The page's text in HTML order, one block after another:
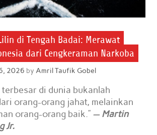
di Tengah Badai: Merawat
dari Cengkeraman Narkoba
2026 by Amril Taufik Gobel
terbesar di dunia bukanlah
orang-orang jahat, melainkan
orang-orang baik.” — Martin
Jr.